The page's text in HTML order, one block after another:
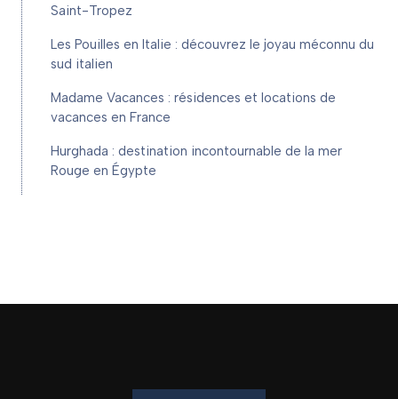
Saint-Tropez
Les Pouilles en Italie : découvrez le joyau méconnu du
sud italien
Madame Vacances : résidences et locations de
vacances en France
Hurghada : destination incontournable de la mer
Rouge en Égypte